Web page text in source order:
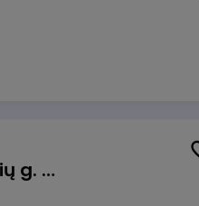
Kasininkas (-ė) - pardavėjas (-a), Bičiulių g. 36, Bukiškis, Vilnius